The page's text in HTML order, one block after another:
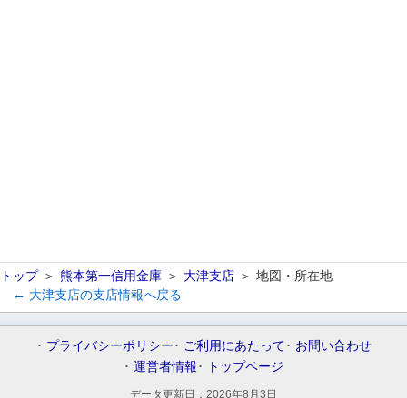
トップ 熊本第一信用金庫 大津支店
地図・所在地
← 大津支店の支店情報へ戻る
プライバシーポリシー ご利用にあたって
お問い合わせ
運営者情報
トップページ
データ更新日： 2026年8月3日